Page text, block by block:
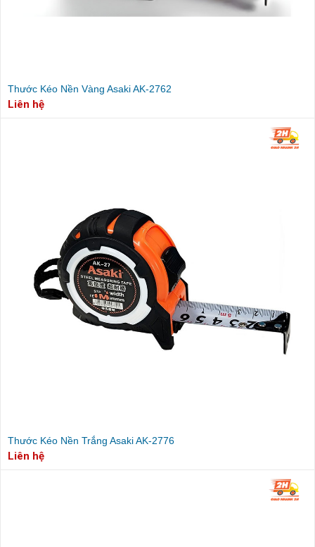
Thước Kéo Nền Vàng Asaki AK-2762
Liên hệ
Thước Kéo Nền Trắng Asaki AK-2776
Liên hệ